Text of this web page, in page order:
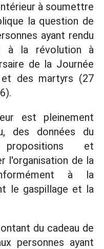
à soumettre
la question de
ayant rendu
à la révolution à
de la Journée
des martyrs (27
est pleinement
des données du
et
l'organisation de la
à la
le gaspillage et la
du cadeau de
personnes ayant